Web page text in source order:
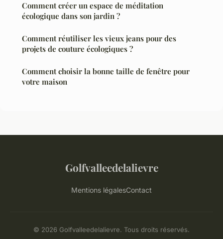
Comment créer un espace de méditation
écologique dans son jardin ?
Comment réutiliser les vieux jeans pour des
projets de couture écologiques ?
Comment choisir la bonne taille de fenêtre pour
votre maison
Golfvalleedelalievre
Mentions légalesContact
© 2026 Golfvalleedelalievre. Tous droits réservés.